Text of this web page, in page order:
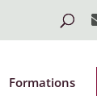
Formations